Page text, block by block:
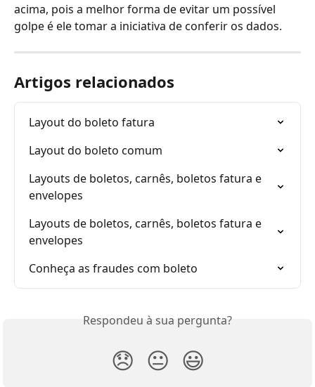
acima, pois a melhor forma de evitar um possível
golpe é ele tomar a iniciativa de conferir os dados.
Artigos relacionados
Layout do boleto fatura
Layout do boleto comum
Layouts de boletos, carnês, boletos fatura e
envelopes
Layouts de boletos, carnês, boletos fatura e
envelopes
Conheça as fraudes com boleto
Respondeu à sua pergunta?
😞 😐 😃